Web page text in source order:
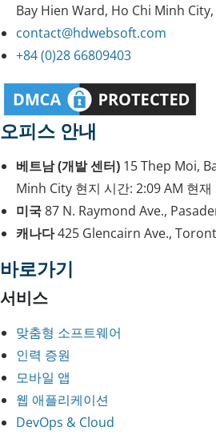
Bay Hien Ward, Ho Chi Minh
contact@hdwebsoft.com
+84 (0)28 66809403
오피스 안내
베트남 (개발 센터) 15 Thep Moi,
Minh City 현지 시간: 2:09 AM 현재
미국87 N. Raymond Ave.,
캐나다425 Glencairn Ave.,
바로가기
서비스
맞춤형 소프트웨어
인력 증원
모바일 앱
웹 애플리케이션
DevOps & Cloud